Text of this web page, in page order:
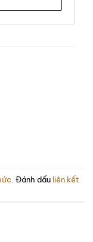
. Đánh dấu liên kết